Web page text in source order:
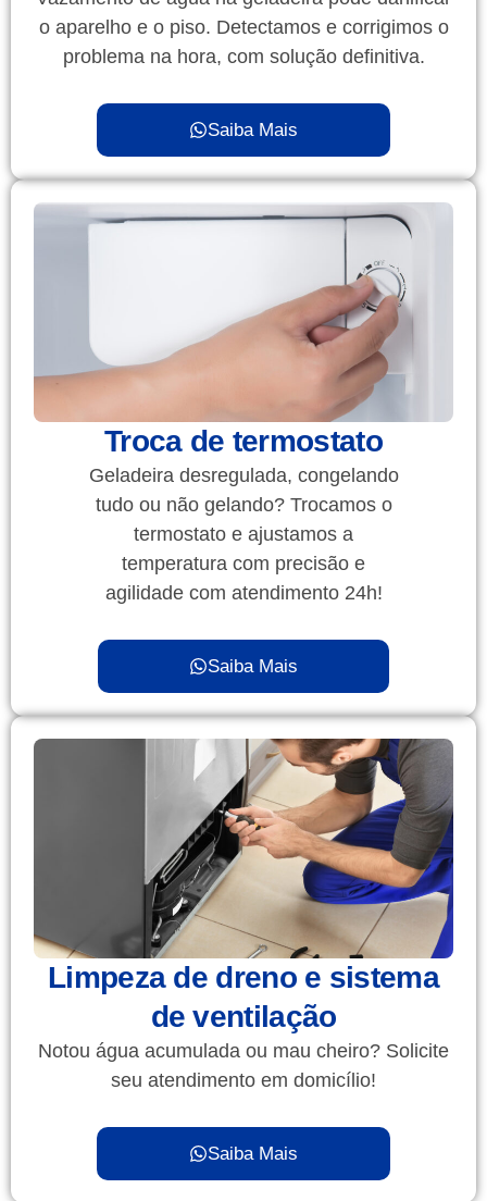
o aparelho e o piso. Detectamos e corrigimos o
problema na hora, com solução definitiva.
Saiba Mais
Troca de termostato
Geladeira desregulada, congelando
tudo ou não gelando? Trocamos o
termostato e ajustamos a
temperatura com precisão e
agilidade com atendimento 24h!
Saiba Mais
Limpeza de dreno e sistema
de ventilação
Notou água acumulada ou mau cheiro? Solicite
seu atendimento em domicílio!
Saiba Mais